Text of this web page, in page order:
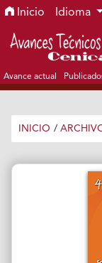
Ir al menú de
Ir al contenido
Ir al pie de página
Inicio Idioma
Avance actual
INICIO /